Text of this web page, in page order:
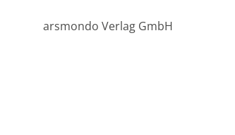
arsmondo Verlag GmbH